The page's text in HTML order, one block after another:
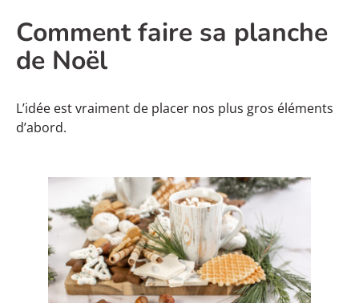
Comment faire sa planche
de Noël
L’idée est vraiment de placer nos plus gros éléments
d’abord.